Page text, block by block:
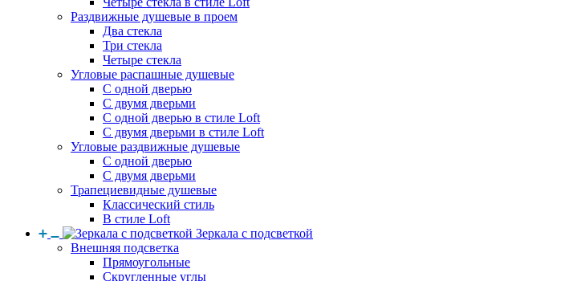
Раздвижные душевые в проем
Два стекла
Три стекла
Четыре стекла
Угловые распашные душевые
С одной дверью
С двумя дверьми
С одной дверью в стиле Loft
С двумя дверьми в стиле Loft
Угловые раздвижные душевые
С одной дверью
С двумя дверьми
Трапециевидные душевые
Классический стиль
В стиле Loft
Зеркала с подсветкой
Внешняя подсветка
Прямоугольные
Скругленные углы